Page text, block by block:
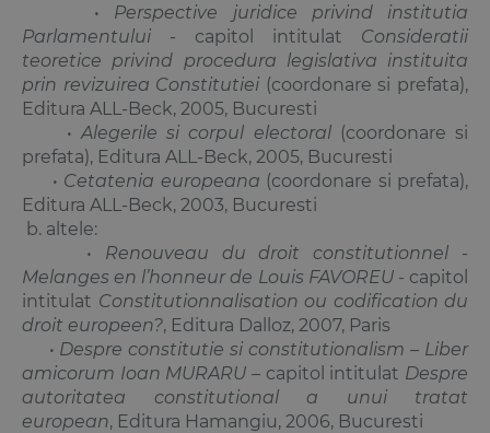
• Perspective juridice privind institutia
Parlamentului - capitol intitulat Consideratii
teoretice privind procedura legislativa instituita
prin revizuirea Constitutiei (coordonare si prefata),
Editura ALL-Beck, 2005, Bucuresti
•Alegerile si corpul electoral (coordonare si
prefata), Editura ALL-Beck, 2005, Bucuresti
• Cetatenia europeana (coordonare si prefata),
Editura ALL-Beck, 2003, Bucuresti
b. altele:
• Renouveau du droit constitutionnel -
Melanges en l’honneur de Louis FAVOREU- capitol
intitulat Constitutionnalisation ou codification du
droit europeen?, Editura Dalloz, 2007, Paris
• Despre constitutie si constitutionalism – Liber
amicorum Ioan MURARU – capitol intitulat Despre
autoritatea constitutional a unui tratat
european, Editura Hamangiu, 2006, Bucuresti